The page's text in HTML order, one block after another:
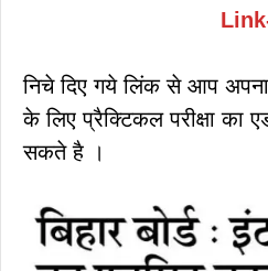
निचे दिए गये लिंक से आप अपना
के लिए प्रैक्टिकल परीक्षा का
सकते है ।